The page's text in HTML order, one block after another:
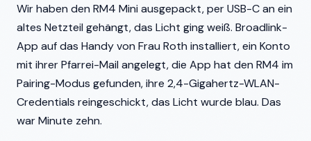
Wir haben den RM4 Mini ausgepackt, per USB-C an ein
altes Netzteil gehängt, das Licht ging weiß. Broadlink-
App auf das Handy von Frau Roth installiert, ein Konto
mit ihrer Pfarrei-Mail angelegt, die App hat den RM4 im
Pairing-Modus gefunden, ihre 2,4-Gigahertz-WLAN-
Credentials reingeschickt, das Licht wurde blau. Das
war Minute zehn.